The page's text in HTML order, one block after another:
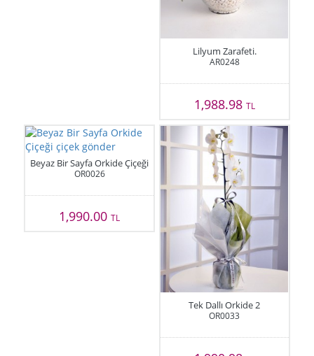
Lilyum Zarafeti.
AR0248
1,988.98 TL
Beyaz Bir Sayfa Orkide Çiçeği
OR0026
1,990.00TL
Tek Dallı Orkide 2
OR0033